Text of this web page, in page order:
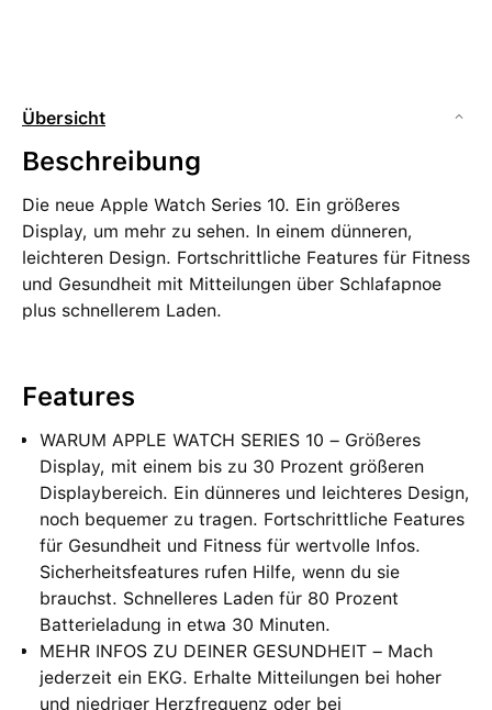
Übersicht
Beschreibung
Die neue Apple Watch Series 10. Ein größeres
Display, um mehr zu sehen. In einem dünneren,
leichteren Design. Fortschrittliche Features für Fitness
und Gesundheit mit Mitteilungen über Schlafapnoe
plus schnellerem Laden.
Features
WARUM APPLE WATCH SERIES 10 – Größeres
Display, mit einem bis zu 30 Prozent größeren
Displaybereich. Ein dünneres und leichteres Design,
noch bequemer zu tragen. Fortschrittliche Features
für Gesundheit und Fitness für wertvolle Infos.
Sicherheitsfeatures rufen Hilfe, wenn du sie
brauchst. Schnelleres Laden für 80 Prozent
Batterieladung in etwa 30 Minuten.
MEHR INFOS ZU DEINER GESUNDHEIT – Mach
jederzeit ein EKG. Erhalte Mitteilungen bei hoher
und niedriger Herzfrequenz oder bei